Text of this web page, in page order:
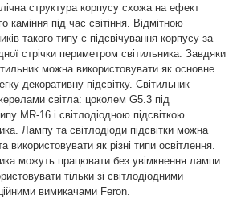
структура корпусу схожа на ефект
каміння під час світіння. Відмітною
такого типу є підсвічування корпусу за
стрічки периметром світильника. Завдяки
можна використовувати як основне
декоративну підсвітку. Світильник
світла: цоколем G5.3 під
MR-16 і світлодіодною підсвіткою
Лампу та світлодіоди підсвітки можна
використовувати як різні типи освітлення.
можуть працювати без увімкнення лампи.
тільки зі світлодіодними
вимикачами Feron.